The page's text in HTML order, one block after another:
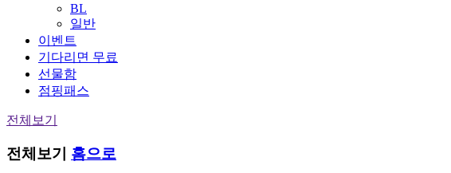
BL
일반
이벤트
기다리면 무료
선물함
점핑패스
전체보기
전체보기 홈으로